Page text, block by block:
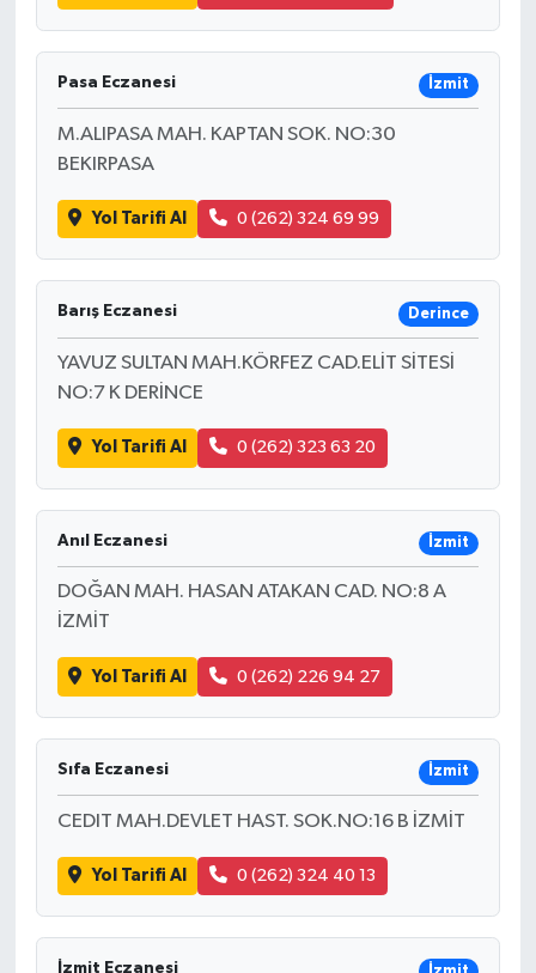
Pasa Eczanesi İzmit
M.ALIPASA MAH. KAPTAN SOK. NO:30
BEKIRPASA
Yol Tarifi Al 0 (262) 324 69 99
Barış Eczanesi Derince
YAVUZ SULTAN MAH.KÖRFEZ CAD.ELİT SİTESİ
NO:7 K DERİNCE
Yol Tarifi Al 0 (262) 323 63 20
Anıl Eczanesi İzmit
DOĞAN MAH. HASAN ATAKAN CAD. NO:8 A
İZMİT
Yol Tarifi Al 0 (262) 226 94 27
Sıfa Eczanesi İzmit
CEDIT MAH.DEVLET HAST. SOK.NO:16 B İZMİT
Yol Tarifi Al 0 (262) 324 40 13
İzmit Eczanesi